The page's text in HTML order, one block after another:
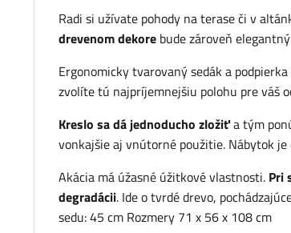
Radi si užívate pohody na terase či v
drevenom dekore bude zároveň
Ergonomicky tvarovaný sedák a
zvolíte tú najpríjemnejšiu polohu pre váš
Kreslo sa dá jednoducho zložiťa tým
vonkajšie aj vnútorné použitie. Nábytok
Akácia má úžasné úžitkové vlastnosti. Pri
degradácii. Ide o tvrdé drevo,
sedu: 45 cm Rozmery 71 x 56 x 108 cm